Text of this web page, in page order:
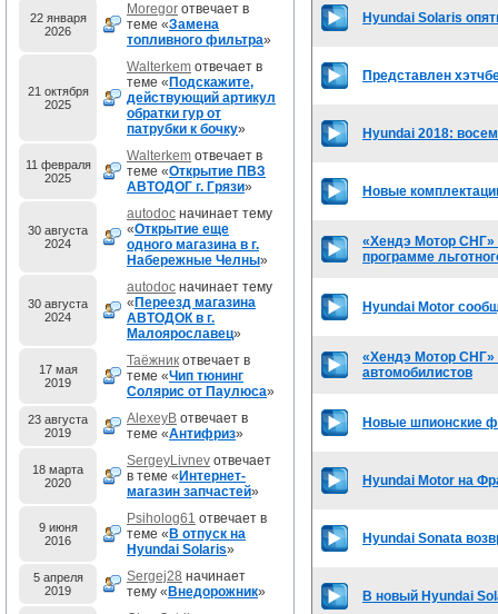
22 января
2026
Moregor отвечает в
теме «Замена
топливного фильтра»
21 октября
2025
Walterkem отвечает в
теме « Подскажите,
действующий артикул
обратки гур от
патрубки к бочку»
11 февраля
2025
Walterkem отвечает в
теме «Открытие ПВЗ
АВТОДОГ г. Грязи»
30 августа
2024
autodoc начинает тему
«Открытие еще
одного магазина в г.
Набережные Челны»
30 августа
2024
autodoc начинает тему
« Переезд магазина
АВТОДОК в г.
Малоярославец»
17 мая
2019
Таёжник отвечает в
теме «Чип тюнинг
Солярис от Паулюса»
23 августа
2019
AlexeyB отвечает в
теме «Антифриз»
18 марта
2020
SergeyLivnev отвечает
в теме « Интернет-
магазин запчастей»
9 июня
2016
Psiholog61 отвечает в
теме « В отпуск на
Hyundai Solaris»
5 апреля
2019
Sergej28 начинает
тему « Внедорожник»
Hyundai Solaris
Представлен
Hyundai 2018:
Новые
«Хендэ Мотор СНГ»
программе
Hyundai Motor
«Хендэ Мотор
автомобилистов
Новые шпионские
Hyundai Motor на
Hyundai Sonata
В новый Hyundai